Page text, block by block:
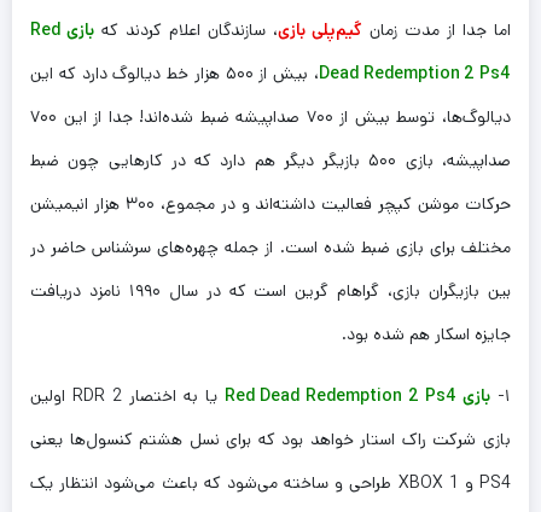
اما جدا از مدت زمان گیم‌پلی بازی، سازندگان اعلام کردند که
بازی Red
Dead Redemption 2 Ps4
، بیش از ۵۰۰ هزار خط دیالوگ دارد که این
دیالوگ‌ها، توسط بیش از ۷۰۰ صداپیشه ضبط شده‌اند! جدا از این ۷۰۰
صداپیشه، بازی ۵۰۰ بازیگر دیگر هم دارد که در کار‌هایی چون ضبط
حرکات موشن کپچر فعالیت داشته‌اند و در مجموع، ۳۰۰ هزار انیمیشن
مختلف برای بازی ضبط شده است. از جمله چهره‌های سرشناس حاضر در
بین بازیگران بازی، گراهام گرین است که در سال ۱۹۹۰ نامزد دریافت
جایزه اسکار هم شده بود.
۱- بازی Red Dead Redemption 2 Ps4
یا به اختصار RDR 2 اولین
بازی شرکت راک استار خواهد بود که برای نسل هشتم کنسول‌ها یعنی
PS4 و XBOX 1 طراحی و ساخته می‌شود که باعث می‌شود انتظار یک